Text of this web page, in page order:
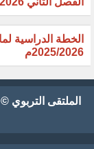
الخطة الدراسية
2025/2026م
الملتقى التربوي by